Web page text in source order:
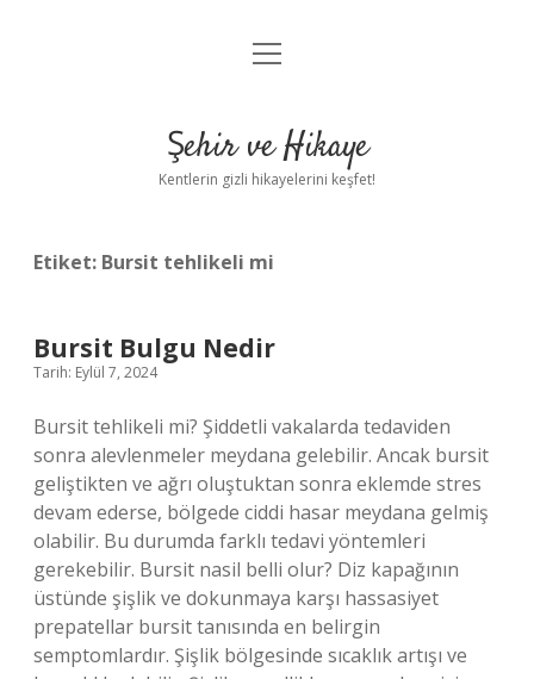
Anasayfa
Yasal Uyarı
menüyü
Şehir ve Hikaye
Kentlerin gizli hikayelerini keşfet!
Etiket: Bursit tehlikeli mi
Bursit Bulgu Nedir
Tarih: Eylül 7, 2024
Bursit tehlikeli mi? Şiddetli vakalarda tedaviden
sonra alevlenmeler meydana gelebilir. Ancak bursit
geliştikten ve ağrı oluştuktan sonra eklemde stres
devam ederse, bölgede ciddi hasar meydana gelmiş
olabilir. Bu durumda farklı tedavi yöntemleri
gerekebilir. Bursit nasil belli olur? Diz kapağının
üstünde şişlik ve dokunmaya karşı hassasiyet
prepatellar bursit tanısında en belirgin
semptomlardır. Şişlik bölgesinde sıcaklık artışı ve